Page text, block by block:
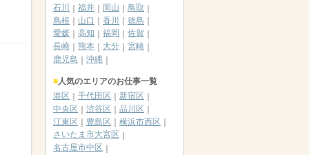
石川
福井 岡山
鳥取
島根
山口 香川
徳島
愛媛
高知 福岡
佐賀
長崎
熊本 大分
宮崎
鹿児島
沖縄
人気のエリアのお仕事一覧
港区
千代田区
新宿区
中央区
渋谷区
品川区
江東区
豊島区
横浜市西区
さいたま市大宮区
名古屋市中区